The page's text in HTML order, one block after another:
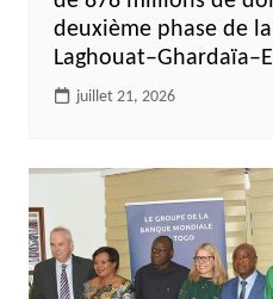
deuxième phase de
juillet 21, 2026